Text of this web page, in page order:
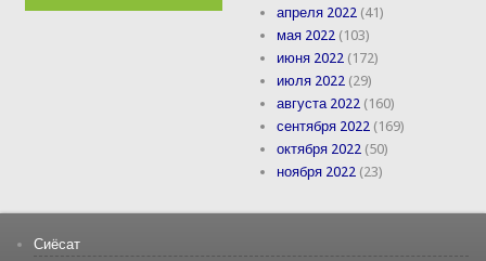
апреля 2022 (41)
мая 2022 (103)
июня 2022 (172)
июля 2022 (29)
августа 2022 (160)
сентября 2022 (169)
октября 2022 (50)
ноября 2022 (23)
Сиёсат